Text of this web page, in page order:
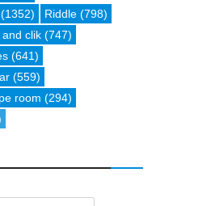
(1352) Riddle (798)
clik (747)
(641)
(559)
room (294)